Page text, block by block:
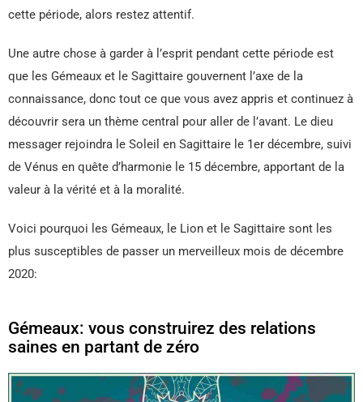
cette période, alors restez attentif.
Une autre chose à garder à l’esprit pendant cette période est
que les Gémeaux et le Sagittaire gouvernent l’axe de la
connaissance, donc tout ce que vous avez appris et continuez à
découvrir sera un thème central pour aller de l’avant. Le dieu
messager rejoindra le Soleil en Sagittaire le 1er décembre, suivi
de Vénus en quête d’harmonie le 15 décembre, apportant de la
valeur à la vérité et à la moralité.
Voici pourquoi les Gémeaux, le Lion et le Sagittaire sont les
plus susceptibles de passer un merveilleux mois de décembre
2020:
Gémeaux: vous construirez des relations
saines en partant de zéro